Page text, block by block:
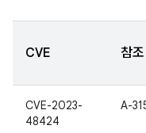
CVE 참조
CVE-2023-
48424
A-